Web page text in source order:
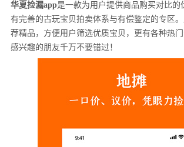
华夏捡漏app是一款为用户提供商品购买对比的
有完善的古玩宝贝拍卖体系与有偿鉴定的专区
荐精品，方便用户筛选优质宝贝，更有各种热门
感兴趣的朋友千万不要错过！